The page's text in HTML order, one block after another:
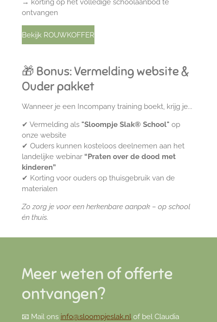
→ korting op het volledige schoolaanbod te
ontvangen
Bekijk ROUWKOFFER
🎁 Bonus: Vermelding website &
Ouder pakket
Wanneer je een Incompany training boekt, krijg je...
✔ Vermelding als "Sloompje Slak® School" op
onze website
✔ Ouders kunnen kosteloos deelnemen aan het
landelijke webinar “Praten over de dood met
kinderen”
✔ Korting voor ouders op thuisgebruik van de
materialen
Zo zorg je voor een herkenbare aanpak – op school
én thuis.
Meer weten of offerte
ontvangen?
📧 Mail ons info@sloompjeslak.nlof bel Claudia